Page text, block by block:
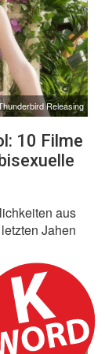
Releasing
10 Filme
aus
Jahen